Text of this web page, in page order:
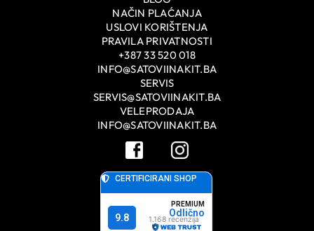
NAČIN PLAĆANJA
USLOVI KORIŠTENJA
PRAVILA PRIVATNOSTI
+387 33 520 018
INFO@SATOVIINAKIT.BA
SERVIS
SERVIS@SATOVIINAKIT.BA
VELEPRODAJA
INFO@SATOVIINAKIT.BA